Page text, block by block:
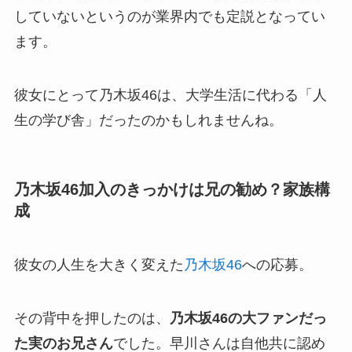
していないというのが業界内でも定説となってい
ます。
彼女にとって乃木坂46は、大学生活に代わる「人
生の学び舎」だったのかもしれませんね。
乃木坂46加入のきっかけは兄の勧め？家族構
成
彼女の人生を大きく変えた 乃木坂46への応募。
その背中を押したのは、
乃木坂46の大ファンだっ
た実のお兄さんでした。早川さんは自他共に認め